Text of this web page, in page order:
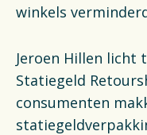
winkels
Jeroen Hillen licht
Statiegeld
consumenten